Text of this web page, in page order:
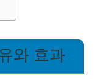
와 효과